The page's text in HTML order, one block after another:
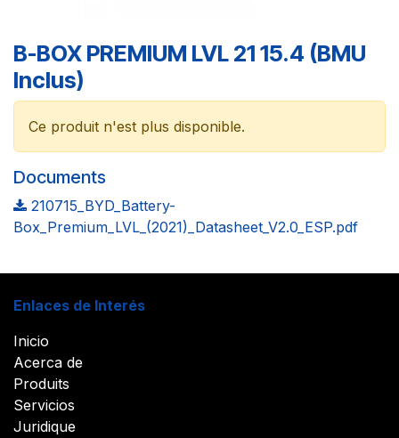
B-BOX PREMIUM LVL 21 15.4 (BMU
Inclus)
Ce produit n'est plus disponible.
Documents
210715_BYD_Battery-
Box_Premium_LVL_(2021)_Datasheet_V2.0_ESP.pdf
Enlaces de Interés
Inicio
Acerca de
Produits
Servicios
Juridique